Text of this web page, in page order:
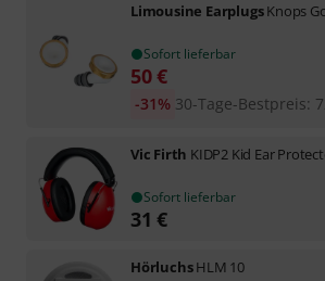
Limousine EarplugsKnops
Sofort lieferbar
50€
30-Tage-Bestpreis:
-31%
Vic Firth KIDP2 Kid Ear
Sofort lieferbar
31 €
HörluchsHLM 10